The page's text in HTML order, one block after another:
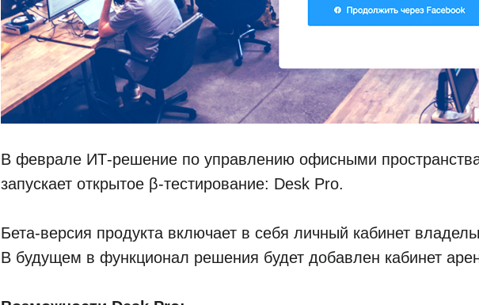
В феврале ИТ-решение по управлению офисными
запускает открытое β-тестирование: Desk Pro.
Бета-версия продукта включает в себя личный кабинет
В будущем в функционал решения будет добавлен кабинет